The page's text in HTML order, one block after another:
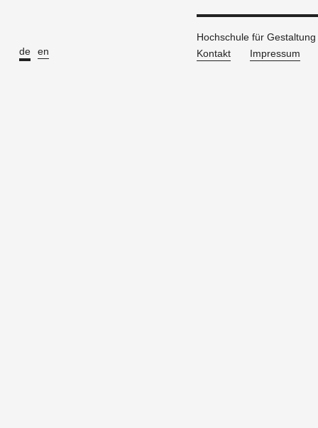
de en
Hochschule für
Kontakt
Impressum